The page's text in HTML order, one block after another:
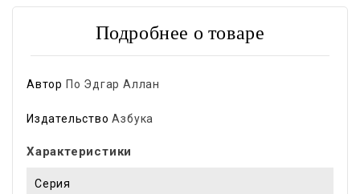
Подробнее о товаре
Автор По Эдгар Аллан
Издательство Азбука
Характеристики
Серия